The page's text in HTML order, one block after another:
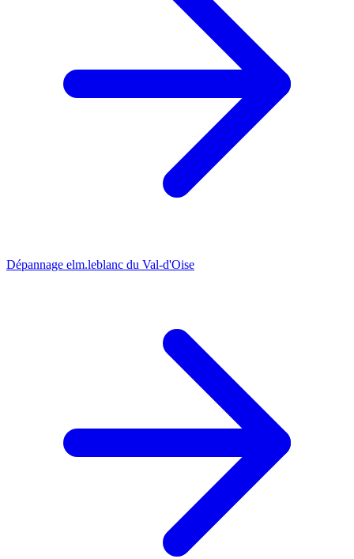
Dépannage elm.leblanc du Val-d'Oise